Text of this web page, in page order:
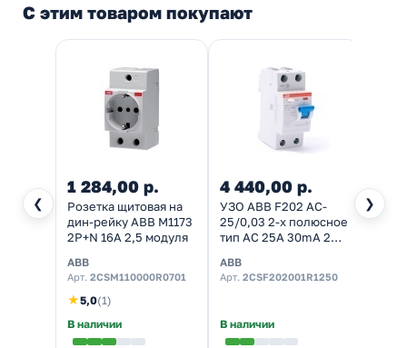
С этим товаром покупают
❮ ❯
1 284,00 р.
Розетка щитовая на
дин-рейку ABB M1173
2Р+N 16A 2,5 модуля
ABB
Арт. 2CSM110000R0701
★5,0(1)
В наличии
4 440,00 р.
УЗО ABB F202 AC-
25/0,03 2-х полюсное
тип AC 25A 30mA 2
ABB
Арт. 2CSF202001R1250
В наличии